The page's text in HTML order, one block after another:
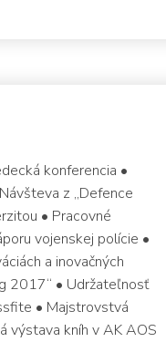
konferencia •
z „Defence
• Pracovné
vojenskej polície •
a inovačných
2017“ • Udržateľnosť
• Majstrovstvá
výstava kníh v AK AOS